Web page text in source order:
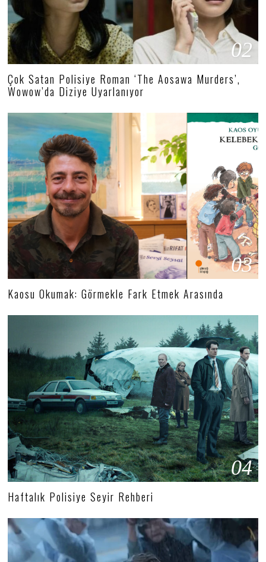
02
Çok Satan Polisiye Roman ‘The Aosawa Murders’,
Wowow’da Diziye Uyarlanıyor
03
Kaosu Okumak: Görmekle Fark Etmek Arasında
04
Haftalık Polisiye Seyir Rehberi